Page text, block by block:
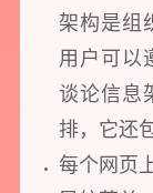
架构是组
用户可以
谈论信息
排，它还
每个网页